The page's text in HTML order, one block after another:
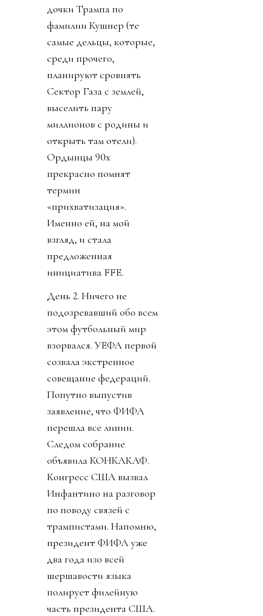
дочки Трампа по
фамилии Кушнер (те
самые дельцы, которые,
среди прочего,
планируют сровнять
Сектор Газа с землей,
выселить пару
миллионов с родины и
открыть там отели).
Ордынцы 90х
прекрасно помнят
термин
«прихватизация».
Именно ей, на мой
взгляд, и стала
предложенная
инициатива FFE.
День 2. Ничего не
подозревавший обо всем
этом футбольный мир
взорвался. УЕФА первой
созвала экстренное
совещание федераций.
Попутно выпустив
заявление, что ФИФА
перешла все линии.
Следом собрание
объявила КОНКАКАФ.
Конгресс США вызвал
Инфантино на разговор
по поводу связей с
трампистами. Напомню,
президент ФИФА уже
два года изо всей
шершавости языка
полирует филейную
часть президента США.